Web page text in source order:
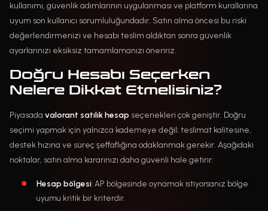
kullanımı, güvenlik adımlarının uygulanması ve platform kurallarına
uyum son kullanıcı sorumluluğundadır. Satın alma öncesi bu riski
değerlendirmenizi ve hesabı teslim aldıktan sonra güvenlik
ayarlarınızı eksiksiz tamamlamanızı öneririz.
Doğru Hesabı Seçerken
Nelere Dikkat Etmelisiniz?
Piyasada valorant satılık hesap seçenekleri çok geniştir. Doğru
seçimi yapmak için yalnızca kademeye değil; teslimat kalitesine,
destek hızına ve süreç şeffaflığına odaklanmak gerekir. Aşağıdaki
noktalar, satın alma kararınızı daha güvenli hale getirir:
Hesap bölgesi: AP bölgesinde oynamak istiyorsanız bölge
uyumu kritik bir kriterdir.